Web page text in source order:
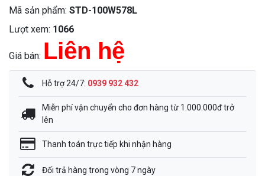
Mã sản phẩm: STD-100W578L
Lượt xem: 1066
Giá bán: Liên hệ
Hỗ trợ 24/7: 0939 932 432
Miễn phí vận chuyển cho đơn hàng từ 1.000.000đ trở
lên
Thanh toán trực tiếp khi nhận hàng
Đổi trả hàng trong vòng 7 ngày